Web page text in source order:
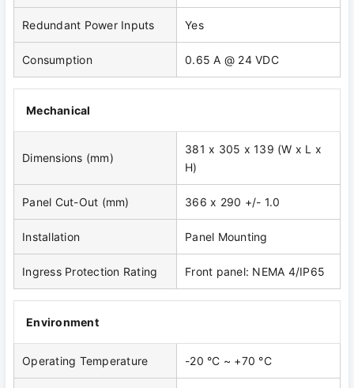
Redundant Power Inputs Yes
Consumption 0.65 A @ 24 VDC
Mechanical
Dimensions (mm)
381 x 305 x 139 (W x L x
H)
Panel Cut-Out (mm) 366 x 290 +/- 1.0
Installation Panel Mounting
Ingress Protection Rating Front panel: NEMA 4/IP65
Environment
Operating Temperature -20 °C ~ +70 °C